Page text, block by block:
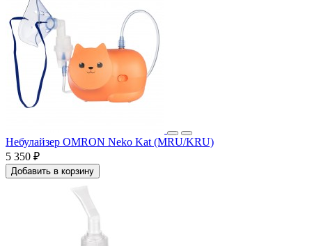
Небулайзер OMRON Neko Kat (MRU/KRU)
5 350 ₽
Добавить в корзину